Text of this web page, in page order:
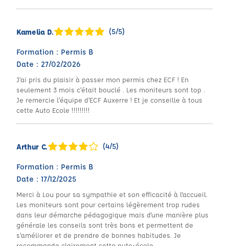
Kamelia D. (5/5)
Formation : Permis B
Date : 27/02/2026
J’ai pris du plaisir à passer mon permis chez ECF ! En
seulement 3 mois c’était bouclé . Les moniteurs sont top .
Je remercie l’équipe d’ECF Auxerre ! Et je conseille à tous
cette Auto Ecole !!!!!!!!!
Arthur C. (4/5)
Formation : Permis B
Date : 17/12/2025
Merci à Lou pour sa sympathie et son efficacité à l'accueil.
Les moniteurs sont pour certains légèrement trop rudes
dans leur démarche pédagogique mais d'une manière plus
générale les conseils sont très bons et permettent de
s'améliorer et de prendre de bonnes habitudes. Je